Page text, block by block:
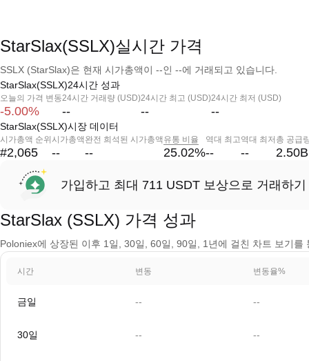
StarSlax(SSLX)실시간 가격
SSLX (StarSlax)은 현재 시가총액이 --인 --에 거래되고 있습니다.
StarSlax(SSLX)24시간 성과
오늘의 가격 변동
-5.00%
24시간 거래량 (USD)
--
24시간 최고 (USD)
--
24시간 최저 (USD)
--
StarSlax(SSLX)시장 데이터
시가총액 순위
#2,065
시가총액
--
완전 희석된 시가총액
--
유통 비율
25.02%
역대 최고
--
역대 최저
--
총 공급
2.50B
가입하고 최대 711 USDT 보상으로 거래하기
StarSlax (SSLX) 가격 성과
Poloniex에 상장된 이후 1일, 30일, 60일, 90일, 1년에 걸친 차트 보기를
시간 변동 변동율%
금일 -- --
30일 -- --